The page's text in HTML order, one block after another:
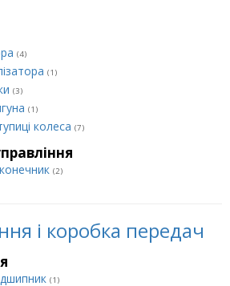
(4)
(1)
(3)
(1)
колеса (7)
(2)
і коробка передач
(1)